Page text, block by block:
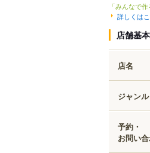
「みんなで
詳しくは
店舗基
店名
ジャンル
予約・
お問い